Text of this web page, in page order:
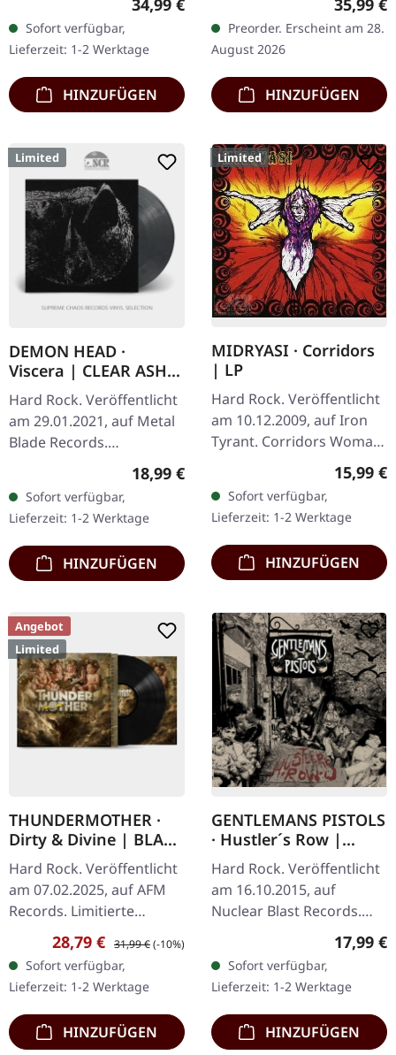
marmoriertes Doppel-
Vinyl im Gatefold-Cover.
Ozzy Osbourne…
34,99 €
Sofort verfügbar,
Lieferzeit: 1-2 Werktage
HINZUFÜGEN
Doppel-Vinyl im Gatefold-
Cover. Limitierte…
35,99 €
Preorder. Erscheint am 28.
August 2026
HINZUFÜGEN
Limited
DEMON HEAD ·
Viscera | CLEAR ASH
GREY LP
Hard Rock. Veröffentlicht
am 29.01.2021, auf Metal
Blade Records.
Transparent aschgrau
marmoriertes Vinyl im
Gatefold-Cover mit 28-
seitigem Booklet…
Regulärer Preis:
18,99 €
Sofort verfügbar,
Lieferzeit: 1-2 Werktage
HINZUFÜGEN
Limited
MIDRYASI · Corridors
| LP
Hard Rock. Veröffentlicht
am 10.12.2009, auf Iron
Tyrant. Corridors Woman
Of Doom Steal My Breath
The Cave Lize Another
Hell Within [Space Suite…
15,99 €
Sofort verfügbar,
Lieferzeit: 1-2 Werktage
HINZUFÜGEN
Angebot
Limited
THUNDERMOTHER ·
Dirty & Divine | BLACK
LP
Hard Rock. Veröffentlicht
am 07.02.2025, auf AFM
Records. Limitierte
schwarze Vinyl-Edition
inklusive Kunstdruck.
Knapp zwei Jahre nach
ihrem letzten…
Verkaufspreis:
28,79 € Regulärer Preis:
31,99 €(-10%)
Sofort verfügbar,
Lieferzeit: 1-2 Werktage
HINZUFÜGEN
GENTLEMANS PISTOLS
· Hustler´s Row |
BLACK LP
Hard Rock. Veröffentlicht
am 16.10.2015, auf
Nuclear Blast Records.
Schwarzes Vinyl LP im
Gentlemans Pistols liefern
mit "Hustler's…
17,99 €
Sofort verfügbar,
Lieferzeit: 1-2 Werktage
HINZUFÜGEN